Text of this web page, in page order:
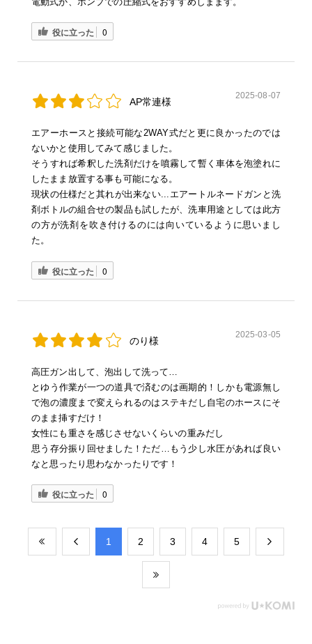
役に立った 0
AP常連様
2025-08-07
エアーホースと接続可能な2WAY式だと更に良かったのでは
ないかと使用してみて感じました。
そうすれば希釈した洗剤だけを噴霧して暫く車体を泡塗れに
したまま放置する事も可能になる。
現状の仕様だと其れが出来ない...エアートルネードガンと洗
剤ボトルの組合せの製品も試したが、洗車用途としては此方
の方が洗剤を吹き付けるのには向いているように思いまし
た。
役に立った 0
のり様
2025-03-05
高圧ガン出して、泡出して洗って…
とゆう作業が一つの道具で済むのは画期的！しかも電源無し
で泡の濃度まで変えられるのはステキだし自宅のホースにそ
のまま挿すだけ！
女性にも重さを感じさせないくらいの重みだし
思う存分振り回せました！ただ…もう少し水圧があれば良い
なと思ったり思わなかったりです！
役に立った 0
​1 ​2 ​3 ​4 ​5